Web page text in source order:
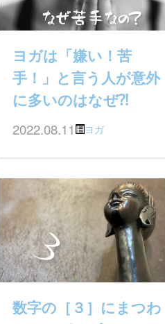
ヨガは「嫌い！苦
手！」と言う人が意外
に多いのはなぜ⁈
2022.08.11 ヨガ
数字の［３］にまつわ